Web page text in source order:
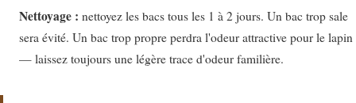
Nettoyage : nettoyez les bacs tous les 1 à 2 jours. Un bac trop sale
sera évité. Un bac trop propre perdra l'odeur attractive pour le lapin
— laissez toujours une légère trace d'odeur familière.